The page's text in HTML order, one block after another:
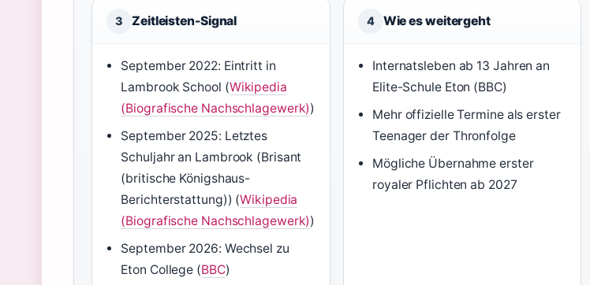
3 Zeitleisten-Signal
September 2022: Eintritt in
Lambrook School (Wikipedia
(Biografische Nachschlagewerk))
September 2025: Letztes
Schuljahr an Lambrook (Brisant
(britische Königshaus-
Berichterstattung)) (Wikipedia
(Biografische Nachschlagewerk))
September 2026: Wechsel zu
Eton College (BBC)
4 Wie es weitergeht
Internatsleben ab 13 Jahren an
Elite-Schule Eton (BBC)
Mehr offizielle Termine als erster
Teenager der Thronfolge
Mögliche Übernahme erster
royaler Pflichten ab 2027